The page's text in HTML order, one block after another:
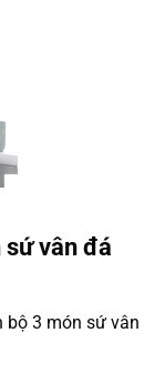
sứ vân đá
bộ 3 món sứ vân